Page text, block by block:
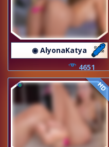
◉ AlyonaKatya
4651
HD